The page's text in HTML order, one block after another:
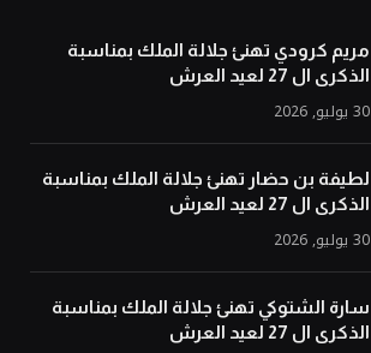
مريم كرودي تهنئ جلالة الملك بمناسبة
الذكرى ال 27 لعيد العرش
30 يوليو, 2026
لطيفة بن حضار تهنئ جلالة الملك بمناسبة
الذكرى ال 27 لعيد العرش
30 يوليو, 2026
سارة الشتوكي تهنئ جلالة الملك بمناسبة
الذكرى ال 27 لعيد العرش